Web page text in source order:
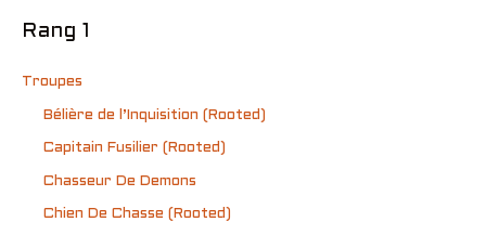
Rang 1
Troupes
Bélière de l’Inquisition (Rooted)
Capitain Fusilier (Rooted)
Chasseur De Demons
Chien De Chasse (Rooted)